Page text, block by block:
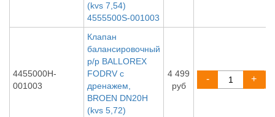
(kvs 7,54)
4555500S-001003
4455000H-
001003
Клапан
балансировочный
р/р BALLOREX
FODRV с
дренажем,
BROEN DN20H
(kvs 5,72)
4 499
руб
- +